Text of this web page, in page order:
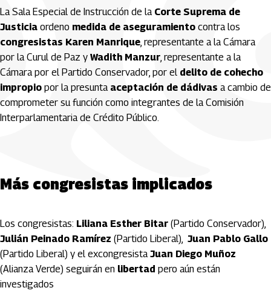
La Sala Especial de Instrucción de la Corte Suprema de
Justicia ordeno medida de aseguramiento contra los
congresistas Karen Manrique, representante a la Cámara
por la Curul de Paz y Wadith Manzur, representante a la
Cámara por el Partido Conservador, por el delito de cohecho
impropio por la presunta aceptación de dádivas a cambio de
comprometer su función como integrantes de la Comisión
Interparlamentaria de Crédito Público.
Más congresistas implicados
Los congresistas: Liliana Esther Bitar (Partido Conservador),
Julián Peinado Ramírez (Partido Liberal), Juan Pablo Gallo
(Partido Liberal) y el excongresistaJuan Diego Muñoz
(Alianza Verde) seguirán en libertad pero aún están
investigados